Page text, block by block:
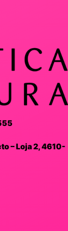
– Loja 2, 4610-